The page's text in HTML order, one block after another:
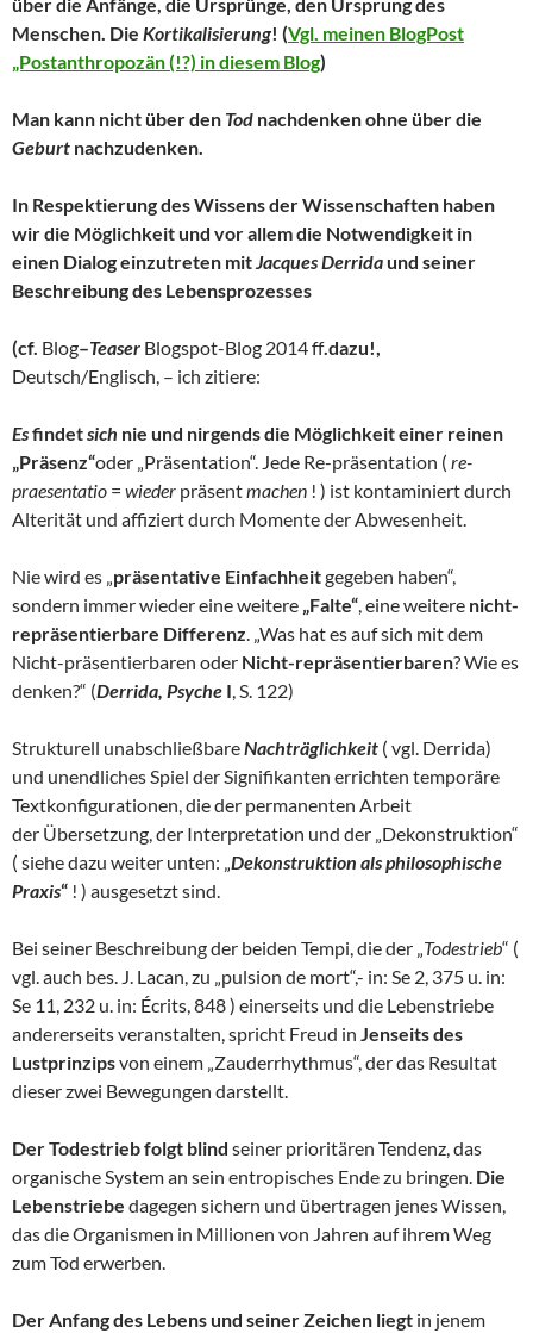
Menschen. Die Kortikalisierung! (Vgl. meinen BlogPost
„Postanthropozän (!?) in diesem Blog)
Man kann nicht über den Tod nachdenken ohne über die
Geburt nachzudenken.
In Respektierung des Wissens der Wissenschaften haben
wir die Möglichkeit und vor allem die Notwendigkeit in
einen Dialog einzutreten mitJacques Derridaund seiner
Beschreibung des Lebensprozesses
(cf. Blog–Teaser Blogspot-Blog 2014 ff.dazu!,
Deutsch/Englisch, – ich zitiere:
Esfindetsich nie und nirgends die Möglichkeit einer reinen
„Präsenz“oder „Präsentation“. Jede Re-präsentation ( re-
praesentatio = wieder präsentmachen ! ) ist kontaminiert durch
Alterität und affiziert durch Momente der Abwesenheit.
Nie wird es „präsentative Einfachheitgegeben haben“,
sondern immer wieder eine weitere „Falte“, eine weitere nicht-
repräsentierbare Differenz. „Was hat es auf sich mit dem
Nicht-präsentierbaren oder Nicht-repräsentierbaren? Wie es
denken?“ (Derrida, Psyche I, S. 122)
Strukturell unabschließbareNachträglichkeit ( vgl. Derrida)
und unendliches Spiel der Signifikanten errichten temporäre
Textkonfigurationen, die der permanenten Arbeit
der Übersetzung, der Interpretation und der „Dekonstruktion“
( siehe dazu weiter unten: „Dekonstruktion als philosophische
Praxis“ ! ) ausgesetzt sind.
Bei seiner Beschreibung der beiden Tempi, die der „Todestrieb“ (
vgl. auch bes. J. Lacan, zu „pulsion de mort“,- in: Se 2, 375 u. in:
Se 11, 232 u. in: Écrits, 848 ) einerseits und die Lebenstriebe
andererseits veranstalten, spricht Freud in Jenseits des
Lustprinzipsvon einem „Zauderrhythmus“, der das Resultat
dieser zwei Bewegungen darstellt.
Der Todestrieb folgt blind seiner prioritären Tendenz, das
organische System an sein entropisches Ende zu bringen. Die
Lebenstriebe dagegen sichern und übertragen jenes Wissen,
das die Organismen in Millionen von Jahren auf ihrem Weg
zum Tod erwerben.
Der Anfang des Lebens und seiner Zeichen liegt in jenem